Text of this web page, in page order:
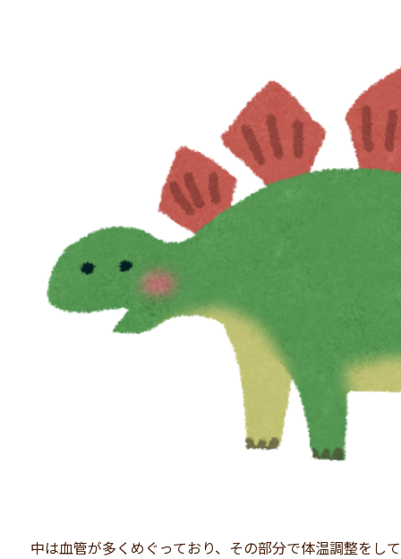
中は血管が多くめぐっており、その部分で体温調整をし